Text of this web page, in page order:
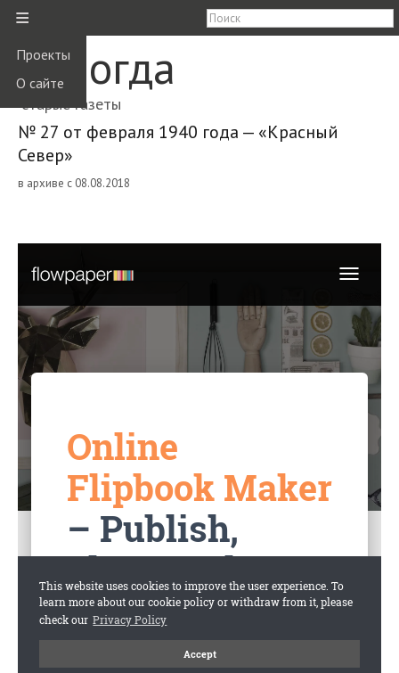
≡
Проекты
О сайте
Вологда
старые газеты
№ 27 от февраля 1940 года — «Красный
Север»
в архиве с 08.08.2018